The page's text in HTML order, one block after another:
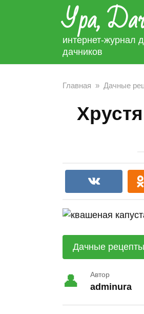
Ура,
интернет-журнал
дачников
Главная » Дачные
Дачные рецепты
Автор
adminura